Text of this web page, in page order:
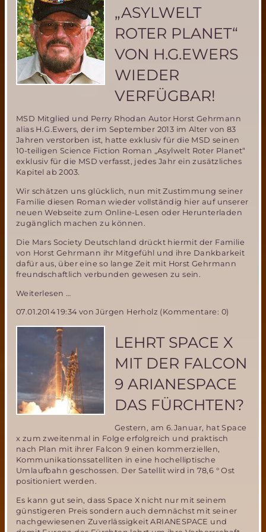
sich
am
Raumgleiter
„Dream
Chaser“-
nichts
von
HERMES
„ASYLWELT
ROTER PLANET“
VON H.G.EWERS
WIEDER
VERFÜGBAR!
MSD Mitglied und Perry Rhodan Autor Horst Gehrmann
alias H.G.Ewers, der im September 2013 im Alter von 83
Jahren verstorben ist, hatte exklusiv für die MSD seinen
10-teiligen Science Fiction Roman „Asylwelt Roter Planet“
exklusiv für die MSD verfasst, jedes Jahr ein zusätzliches
Kapitel ab 2003.
Wir schätzen uns glücklich, nun mit Zustimmung seiner
Familie diesen Roman wieder vollständig hier auf unserer
neuen Webseite zum Online-Lesen oder Herunterladen
zugänglich machen zu können.
Die Mars Society Deutschland drückt hiermit der Familie
von Horst Gehrmann ihr Mitgefühl und ihre Dankbarkeit
dafür aus, über eine so lange Zeit mit Horst Gehrmann
freundschaftlich verbunden gewesen zu sein.
Weiterlesen …
Planet“
von
wieder
verfügbar!
07.01.2014 19:34von Jürgen Herholz (Kommentare: 0)
LEHRT SPACE X
MIT DER FALCON
9 ARIANESPACE
DAS FÜRCHTEN?
Gestern, am 6.Januar, hat Space
x zum zweitenmal in Folge erfolgreich und praktisch
nach Plan mit ihrer Falcon 9 einen kommerziellen,
Kommunikationssatelliten in eine hochelliptische
Umlaufbahn geschossen. Der Satellit wird in 78,6 ° Ost
positioniert werden.
Es kann gut sein, dass Space X nicht nur mit seinem
günstigeren Preis sondern auch demnächst mit seiner
nachgewiesenen Zuverlässigkeit ARIANESPACE und